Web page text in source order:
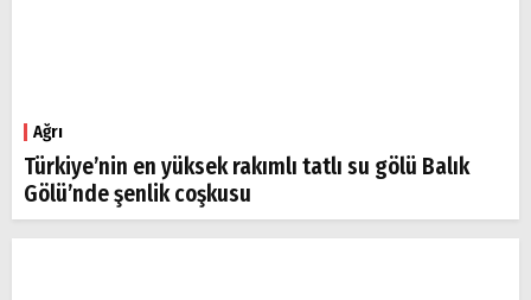
Ağrı
Türkiye’nin en yüksek rakımlı tatlı su gölü Balık
Gölü’nde şenlik coşkusu